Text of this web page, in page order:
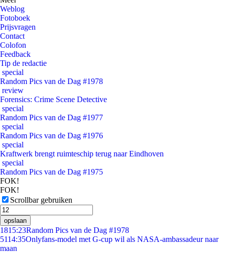
Weblog
Fotoboek
Prijsvragen
Contact
Colofon
Feedback
Tip de redactie
special
Random Pics van de Dag #1978
review
Forensics: Crime Scene Detective
special
Random Pics van de Dag #1977
special
Random Pics van de Dag #1976
special
Kraftwerk brengt ruimteschip terug naar Eindhoven
special
Random Pics van de Dag #1975
FOK!
FOK!
Scrollbar gebruiken
opslaan
1815:23Random Pics van de Dag #1978
5114:35Onlyfans-model met G-cup wil als NASA-ambassadeur naar
maan